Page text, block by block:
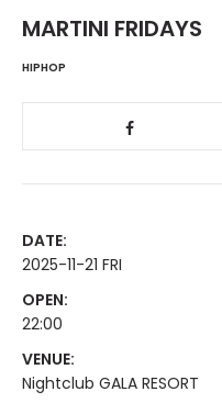
MARTINI FRIDAYS
HIPHOP
DATE:
2025-11-21 FRI
OPEN:
22:00
VENUE:
Nightclub GALA RESORT